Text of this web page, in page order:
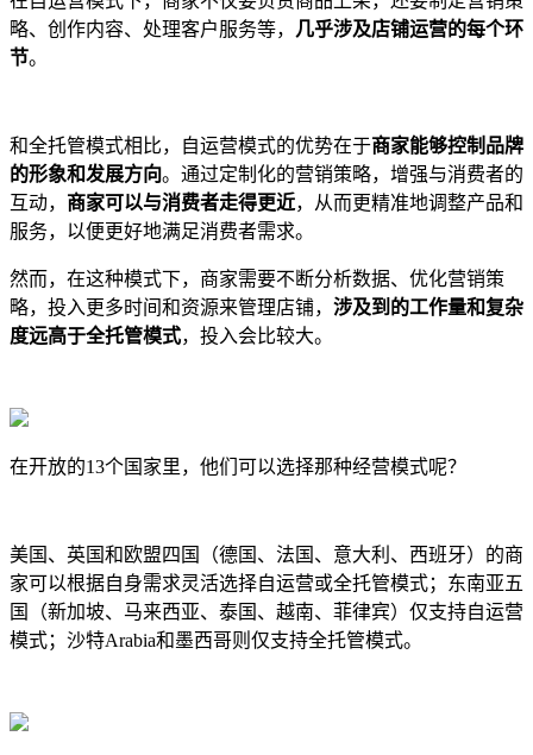
略、创作内容、处理客户服务等，
几乎涉及店铺运营的每个环
节。
和全托管模式相比，自运营模式的优势在于商家能够控制品牌
的形象和发展方向。通过定制化的营销策略，增强与消费者的
互动， 商家可以与消费者走得更近，从而更精准地调整产品和
服务，以便更好地满足消费者需求。
然而，在这种模式下，商家需要不断分析数据、优化营销策
略，投入更多时间和资源来管理店铺， 涉及到的工作量和复杂
度远高于全托管模式，投入会比较大。
在开放的13个国家里，他们可以选择那种经营模式呢？
美国、英国和欧盟四国（德国、法国、意大利、西班牙）的商
家可以根据自身需求灵活选择自运营或全托管模式；东南亚五
国（新加坡、马来西亚、泰国、越南、菲律宾）仅支持自运营
模式；沙特Arabia和墨西哥则仅支持全托管模式。